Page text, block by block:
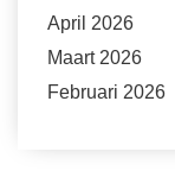
April 2026
Maart 2026
Februari 2026